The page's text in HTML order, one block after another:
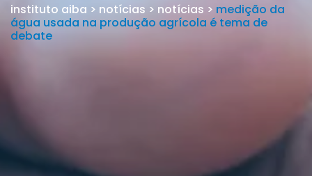
instituto aiba > notícias > notícias > medição da
água usada na produção agrícola é tema de
debate